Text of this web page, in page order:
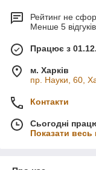
Рейтинг не
Менше 5
Працює з
м. Харків
пр. Науки, 60,
Контакти
Сьогодні
Показати весь